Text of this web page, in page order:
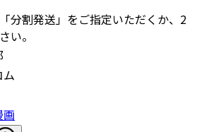
「分割発送」をご指定いただくか、 2
い。
画